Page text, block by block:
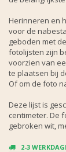
Herinneren en
voor de
geboden met
fotolijsten zijn
voorzien van
te plaatsen bij
Of om de foto
Deze lijst is
centimeter. De
gebroken wit,
2-3